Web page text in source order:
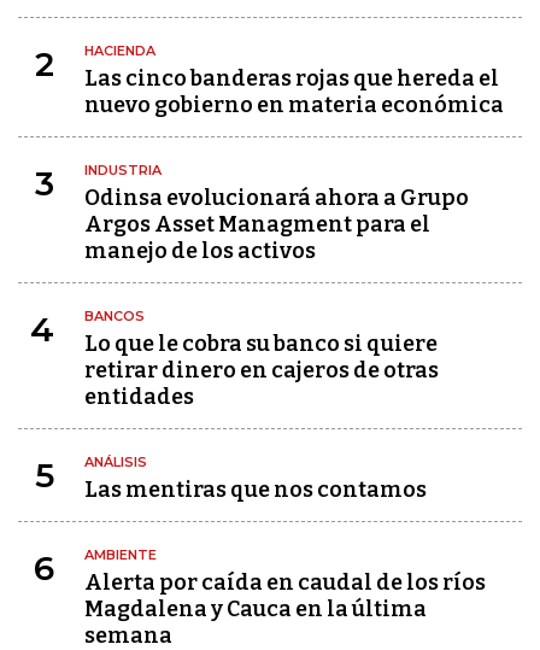
2 HACIENDA
Las cinco banderas rojas que hereda el
nuevo gobierno en materia económica
3 INDUSTRIA
Odinsa evolucionará ahora a Grupo
Argos Asset Managment para el
manejo de los activos
4 BANCOS
Lo que le cobra su banco si quiere
retirar dinero en cajeros de otras
entidades
5 ANÁLISIS
Las mentiras que nos contamos
6 AMBIENTE
Alerta por caída en caudal de los ríos
Magdalena y Cauca en la última
semana